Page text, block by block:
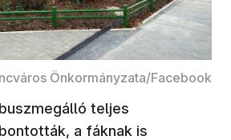
Önkormányzata/Facebook
teljes
a fáknak is